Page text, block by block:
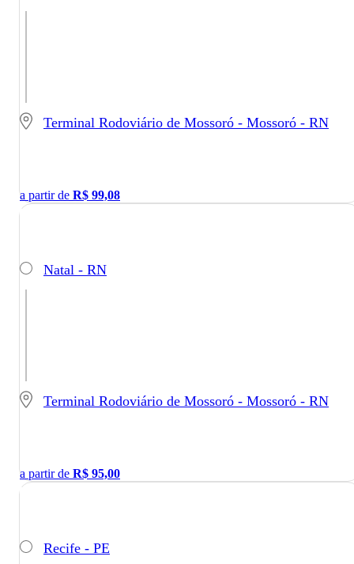
Terminal Rodoviário de Mossoró - Mossoró - RN
a partir de R$ 99,08
Natal - RN
Terminal Rodoviário de Mossoró - Mossoró - RN
a partir de R$ 95,00
Recife - PE